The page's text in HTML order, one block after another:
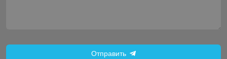
Отправить